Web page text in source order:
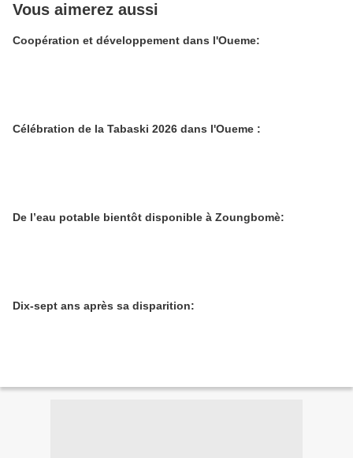
Vous aimerez aussi
Coopération et développement dans l'Oueme:
Célébration de la Tabaski 2026 dans l'Oueme :
De l’eau potable bientôt disponible à Zoungbomè:
Dix-sept ans après sa disparition: